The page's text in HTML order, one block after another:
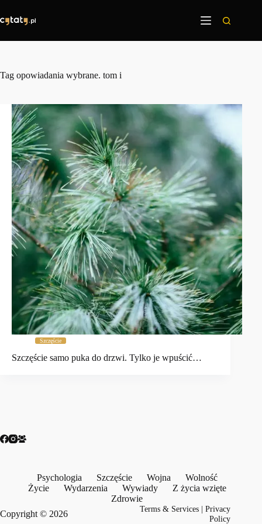
treści
Tag opowiadania wybrane. tom i
Szczęście
Szczęście samo puka do drzwi. Tylko je wpuścić…
Psychologia Szczęście Wojna
Wolność
Życie
Wydarzenia Wywiady
Z życia wzięte
Zdrowie
Copyright © 2026
Terms & Services |Privacy
Policy